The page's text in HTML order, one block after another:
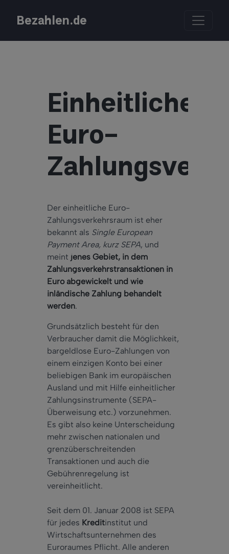
Bezahlen.de
Einheitlicher
Euro-
Der einheitliche Euro-
Zahlungsverkehrsraum ist eher
bekannt als Single European
Payment Area, kurz SEPA, und
meint jenes Gebiet, in dem
Zahlungsverkehrstransaktionen in
Euro abgewickelt und wie
inländische Zahlung behandelt
werden.
Grundsätzlich besteht für den
Verbraucher damit die Möglichkeit,
bargeldlose Euro-Zahlungen von
einem einzigen Konto bei einer
beliebigen Bank im europäischen
Ausland und mit Hilfe einheitlicher
Zahlungsinstrumente (SEPA-
Überweisung etc.) vorzunehmen.
Es gibt also keine Unterscheidung
mehr zwischen nationalen und
grenzüberschreitenden
Transaktionen und auch die
Gebührenregelung ist
vereinheitlicht.
Seit dem 01. Januar 2008 ist SEPA
für jedes Kreditinstitut und
Wirtschaftsunternehmen des
Euroraumes Pflicht. Alle anderen